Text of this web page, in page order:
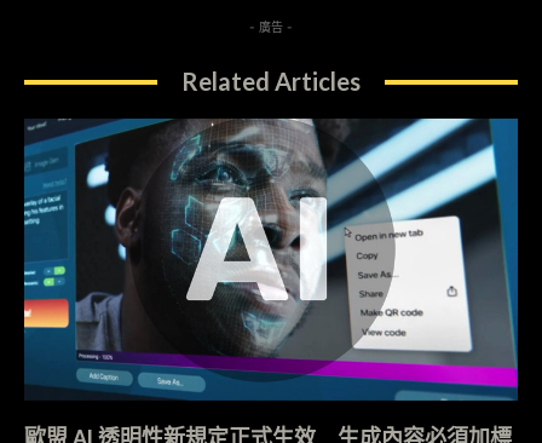
- 廣告 -
Related Articles
歐盟 AI 透明性新規定正式生效 生成內容必須加標